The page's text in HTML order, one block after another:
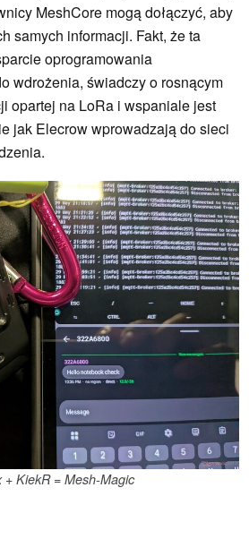
MeshCore mogą dołączyć, aby
samych informacji. Fakt, że ta
oprogramowania
wdrożenia, świadczy o rosnącym
opartej na LoRa i wspaniale jest
jak Elecrow wprowadzają do sieci
+ KiekR = Mesh-Magic